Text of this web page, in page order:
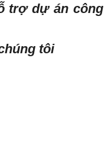
trợ dự án công
tôi